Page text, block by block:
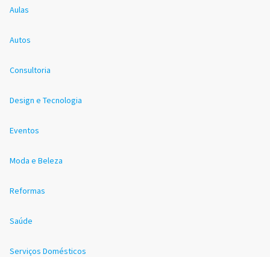
Aulas
Autos
Consultoria
Design e Tecnologia
Eventos
Moda e Beleza
Reformas
Saúde
Serviços Domésticos